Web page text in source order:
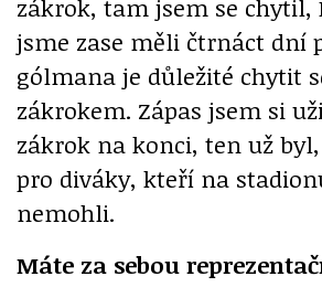
zákrok, tam jsem se chytil,
jsme zase měli čtrnáct dní
gólmana je důležité chytit
zákrokem. Zápas jsem si
zákrok na konci, ten už
pro diváky, kteří na
nemohli.
Máte za sebou